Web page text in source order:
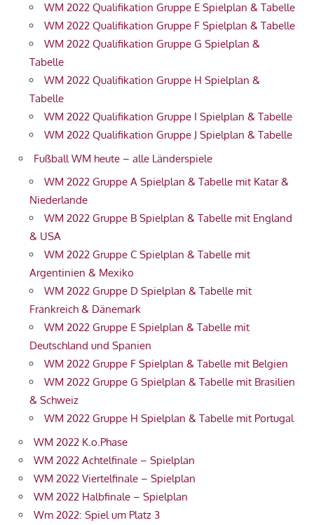
WM 2022 Qualifikation Gruppe E Spielplan & Tabelle
WM 2022 Qualifikation Gruppe F Spielplan & Tabelle
WM 2022 Qualifikation Gruppe G Spielplan &
Tabelle
WM 2022 Qualifikation Gruppe H Spielplan &
Tabelle
WM 2022 Qualifikation Gruppe I Spielplan & Tabelle
WM 2022 Qualifikation Gruppe J Spielplan & Tabelle
Fußball WM heute – alle Länderspiele
WM 2022 Gruppe A Spielplan & Tabelle mit Katar &
Niederlande
WM 2022 Gruppe B Spielplan & Tabelle mit England
& USA
WM 2022 Gruppe C Spielplan & Tabelle mit
Argentinien & Mexiko
WM 2022 Gruppe D Spielplan & Tabelle mit
Frankreich & Dänemark
WM 2022 Gruppe E Spielplan & Tabelle mit
Deutschland und Spanien
WM 2022 Gruppe F Spielplan & Tabelle mit Belgien
WM 2022 Gruppe G Spielplan & Tabelle mit Brasilien
& Schweiz
WM 2022 Gruppe H Spielplan & Tabelle mit Portugal
WM 2022 K.o.Phase
WM 2022 Achtelfinale – Spielplan
WM 2022 Viertelfinale – Spielplan
WM 2022 Halbfinale – Spielplan
Wm 2022: Spiel um Platz 3